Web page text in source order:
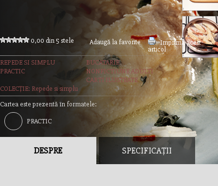
0,00 din 5 stele Adaugă la favorite
Imprimă acest
articol
REPEDE SI SIMPLU
BUCATARIE
PRACTIC
NONFICTIUNE ADULTI
CARTI ILUSTRATE
COLECȚIE: Repede si simplu
Cartea este prezentă în formatele:
PRACTIC
DESPRE SPECIFICAȚII